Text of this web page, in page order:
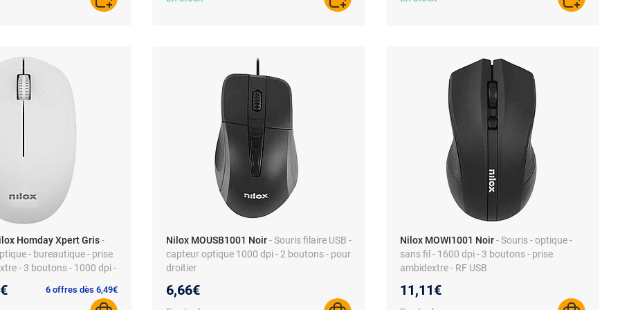
AJOUTER AU PANIER AJOUTER AU PANIER AJOUTER
Homday Xpert Gris-
- bureautique - prise
- 3 boutons - 1000 dpi -
prix :6 offres dès 6,49€
Nilox MOUSB1001 Noir- Souris filaire USB -
capteur optique 1000 dpi - 2 boutons - pour
droitier
6,66€
Nilox MOWI1001 Noir- Souris - optique -
sans fil - 1600 dpi - 3 boutons - prise
ambidextre - RF USB
11,11€